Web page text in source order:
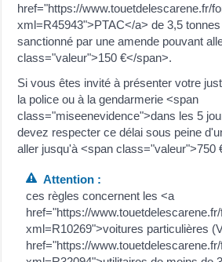
href="https://www.touetdelescarene.fr/
xml=R45943">PTAC</a> de 3,5
sanctionné par une amende pouvant
class="valeur">150 €</span>.
Si vous êtes invité à présenter votre
la police ou à la gendarmerie <span
class="miseenevidence">dans les 5
devez respecter ce délai sous peine
aller jusqu'à <span class="valeur">750
Attention :
ces règles concernent les <a
href="https://
xml=R10269">voitures particulières
href="https://